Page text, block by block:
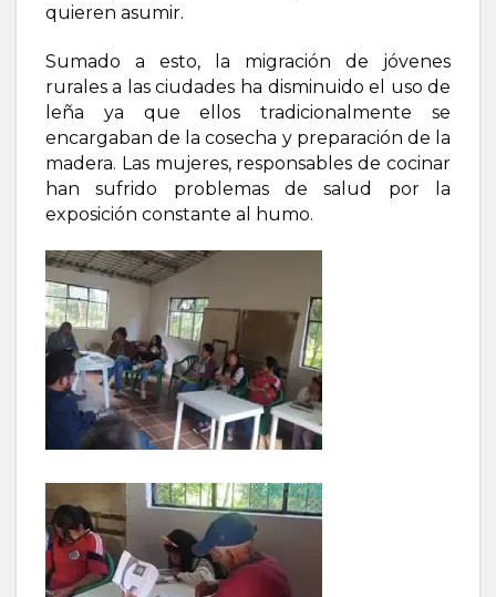
quieren asumir.
Sumado a esto, la migración de jóvenes
rurales a las ciudades ha disminuido el uso de
leña ya que ellos tradicionalmente se
encargaban de la cosecha y preparación de la
madera. Las mujeres, responsables de cocinar
han sufrido problemas de salud por la
exposición constante al humo.